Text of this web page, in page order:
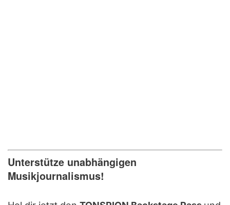
Unterstütze unabhängigen
Musikjournalismus!